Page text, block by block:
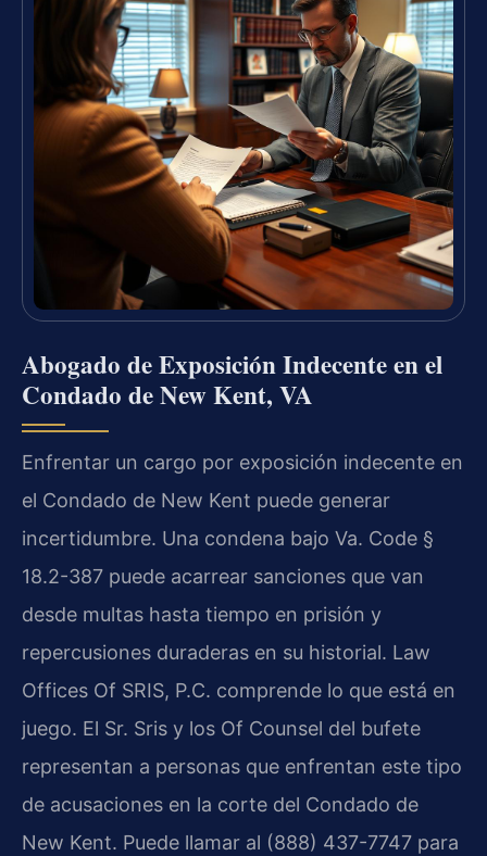
Abogado de Exposición Indecente en el
Condado de New Kent, VA
Enfrentar un cargo por exposición indecente en
el Condado de New Kent puede generar
incertidumbre. Una condena bajo Va. Code §
18.2-387 puede acarrear sanciones que van
desde multas hasta tiempo en prisión y
repercusiones duraderas en su historial. Law
Offices Of SRIS, P.C. comprende lo que está en
juego. El Sr. Sris y los Of Counsel del bufete
representan a personas que enfrentan este tipo
de acusaciones en la corte del Condado de
New Kent. Puede llamar al (888) 437-7747 para